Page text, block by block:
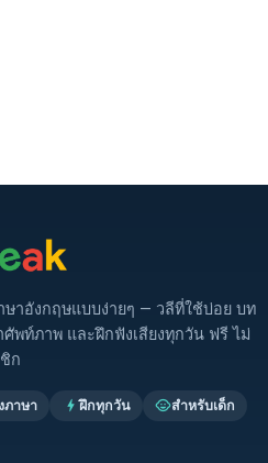
ษาอังกฤษแบบง่ายๆ — วลีที่ใช้บ่อย บท
พท์ภาพ และฝึกฟังเสียงทุกวัน ฟรี ไม่
ก
ภาษา boltฝึกทุกวัน child_careสำหรับเด็ก